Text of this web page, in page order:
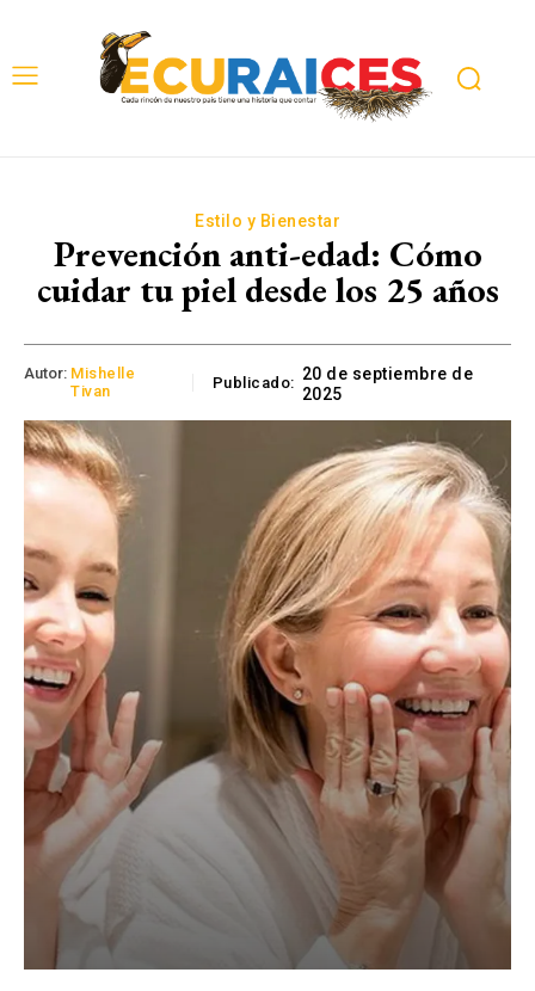
Estilo y Bienestar
Prevención anti-edad: Cómo
cuidar tu piel desde los 25 años
Autor: Mishelle
Tivan
Publicado: 20 de septiembre de
2025